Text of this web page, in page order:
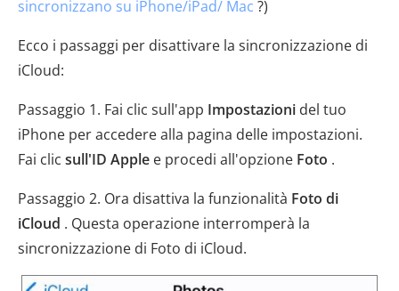
sincronizzano su iPhone/iPad/ Mac ?)
Ecco i passaggi per disattivare la sincronizzazione di
iCloud:
Passaggio 1. Fai clic sull'app Impostazioni del tuo
iPhone per accedere alla pagina delle impostazioni.
Fai clic sull'ID Apple e procedi all'opzione Foto .
Passaggio 2. Ora disattiva la funzionalità Foto di
iCloud . Questa operazione interromperà la
sincronizzazione di Foto di iCloud.